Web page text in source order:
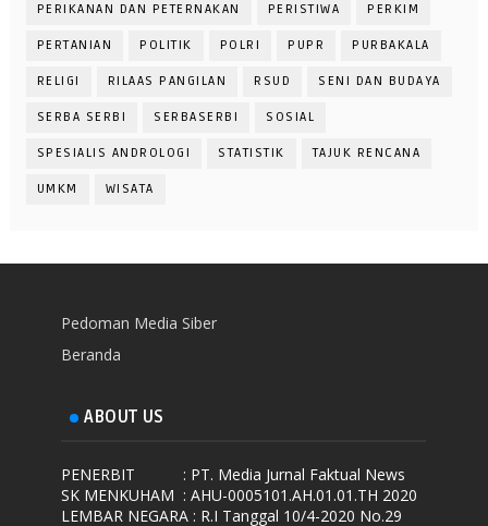
PERIKANAN DAN PETERNAKAN PERISTIWA PERKIM
PERTANIAN POLITIK POLRI PUPR PURBAKALA
RELIGI RILAAS PANGILAN RSUD SENI DAN BUDAYA
SERBA SERBI SERBASERBI SOSIAL
SPESIALIS ANDROLOGI STATISTIK TAJUK RENCANA
UMKM WISATA
Pedoman Media Siber
Beranda
ABOUT US
PENERBIT
: PT. Media Jurnal Faktual News
SK MENKUHAM : AHU-0005101.AH.01.01.TH 2020
LEMBAR NEGARA : R.I Tanggal 10/4-2020 No.29